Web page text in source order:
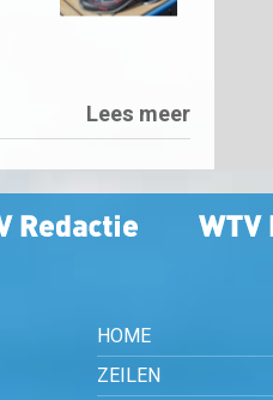
Lees meer
HOME
ZEILEN